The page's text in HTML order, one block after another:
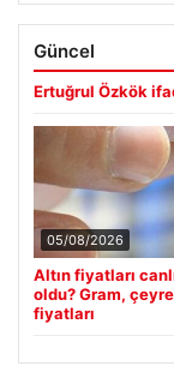
Güncel
Ertuğrul Özkök
05/08/2026
Altın fiyatları
oldu? Gram,
fiyatları